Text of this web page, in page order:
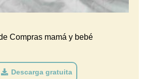
Compras mamá y bebé
Descarga gratuita